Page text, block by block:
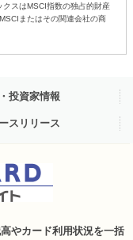
スはMSCI指数の独占的財産
またはその関連会社の商
投資家情報
スリリース
やカード利用状況を一括